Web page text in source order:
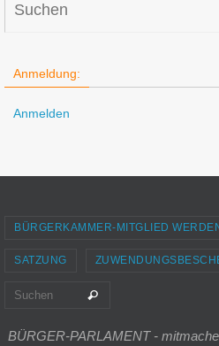
Anmeldung:
Anmelden
BÜRGERKAMMER-MITGLIED
SATZUNG
Suchen
BÜRGER-PARLAMENT -